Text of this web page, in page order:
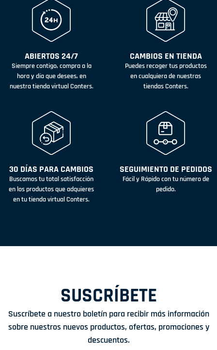
ABIERTOS 24/7
Siempre contigo, compra a la
hora y día que desees, en
nuestra tienda virtual Conters.
CAMBIOS EN TIENDA
Puedes recoger tus productos
en cualquiera de nuestras
tiendas Conters.
30 DÍAS PARA CAMBIOS
Buscamos tu total satisfacción
en los productos que adquieres
en tu tienda virtual Conters.
SEGUIMIENTO DE PEDIDOS
Fácil y Rápido con tu número de
pedido.
SUSCRÍBETE
Suscríbete a nuestro boletín para recibir más información
sobre nuestros nuevos productos, ofertas, promociones y
descuentos.